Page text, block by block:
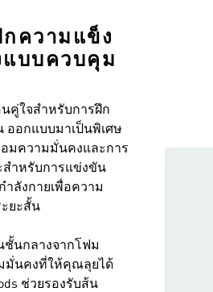
กความแข็ง
บบควบคุม
นคู่ใจสำหรับการฝึก
ออกแบบมาเป็นพิเศษ
มความมั่นคงและการ
สำหรับการแข่งขัน
ลังกายเพื่อความ
ยะสั้น
ชั้นกลางจากโฟม
มั่นคงที่ให้คุณลุยได้
ช่วยรองรับส้น